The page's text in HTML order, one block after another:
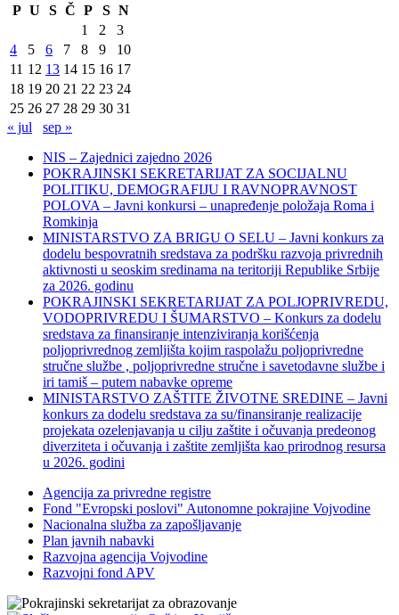
P U S Č P S N
1
2
3
4
5 6 7 8 9
10
11 12 13 14 15 16 17
18 19 20 21 22 23 24
25 26 27 28 29 30 31
« jul
sep »
NIS – Zajednici zajedno 2026
POKRAJINSKI SEKRETARIJAT ZA SOCIJALNU
POLITIKU, DEMOGRAFIJU I RAVNOPRAVNOST
POLOVA – Javni konkursi – unapređenje položaja Roma i
Romkinja
MINISTARSTVO ZA BRIGU O SELU – Javni konkurs za
dodelu bespovratnih sredstava za podršku razvoja privrednih
aktivnosti u seoskim sredinama na teritoriji Republike Srbije
za 2026. godinu
POKRAJINSKI SEKRETARIJAT ZA POLJOPRIVREDU,
VODOPRIVREDU I ŠUMARSTVO – Konkurs za dodelu
sredstava za finansiranje intenziviranja korišćenja
poljoprivrednog zemljišta kojim raspolažu poljoprivredne
stručne službe , poljoprivredne stručne i savetodavne službe i
iri tamiš ‒ putem nabavke opreme
MINISTARSTVO ZAŠTITE ŽIVOTNE SREDINE – Javni
konkurs za dodelu sredstava za su/finansiranje realizacije
projekata ozelenjavanja u cilju zaštite i očuvanja predeonog
diverziteta i očuvanja i zaštite zemljišta kao prirodnog resursa
u 2026. godini
Agencija za privredne registre
Fond "Evropski poslovi" Autonomne pokrajine Vojvodine
Nacionalna služba za zapošljavanje
Plan javnih nabavki
Razvojna agencija Vojvodine
Razvojni fond APV